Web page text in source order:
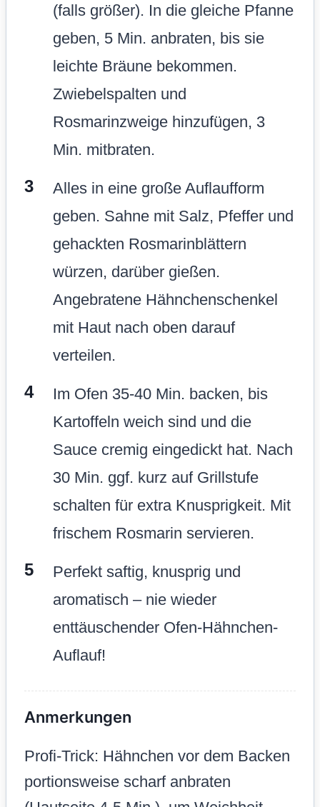
(falls größer). In die gleiche Pfanne
geben, 5 Min. anbraten, bis sie
leichte Bräune bekommen.
Zwiebelspalten und
Rosmarinzweige hinzufügen, 3
Min. mitbraten.
Alles in eine große Auflaufform
geben. Sahne mit Salz, Pfeffer und
gehackten Rosmarinblättern
würzen, darüber gießen.
Angebratene Hähnchenschenkel
mit Haut nach oben darauf
verteilen.
Im Ofen 35-40 Min. backen, bis
Kartoffeln weich sind und die
Sauce cremig eingedickt hat. Nach
30 Min. ggf. kurz auf Grillstufe
schalten für extra Knusprigkeit. Mit
frischem Rosmarin servieren.
Perfekt saftig, knusprig und
aromatisch – nie wieder
enttäuschender Ofen-Hähnchen-
Auflauf!
Anmerkungen
Profi-Trick: Hähnchen vor dem Backen
portionsweise scharf anbraten